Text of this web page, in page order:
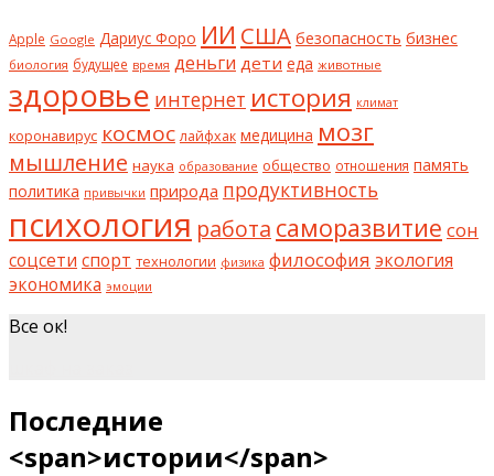
Apple Google Дариус Форо ИИ США безопасность бизнес
биология будущее время деньги дети еда животные
здоровье интернет история климат
коронавирус космос лайфхак медицина мозг
мышление наука образование общество отношения память
политика привычки природа продуктивность
психология работа саморазвитие сон
соцсети спорт технологии физика философия экология
экономика эмоции
Все ок!
Последние
<span>истории</span>